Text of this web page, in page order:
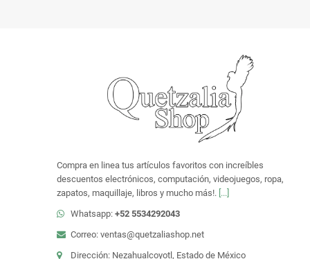
Compra en linea tus artículos favoritos con increíbles
descuentos electrónicos, computación, videojuegos, ropa,
zapatos, maquillaje, libros y mucho más!. [...]
Whatsapp: +52 5534292043
Correo: ventas@quetzaliashop.net
Dirección: Nezahualcoyotl, Estado de México